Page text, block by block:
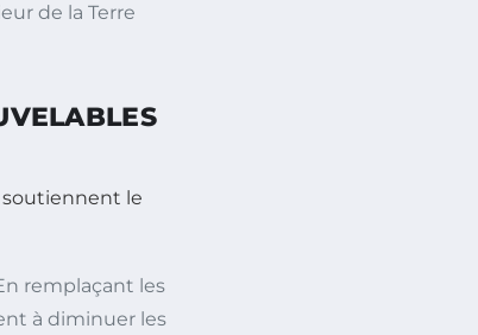
de la Terre
soutiennent le
remplaçant les
à diminuer les